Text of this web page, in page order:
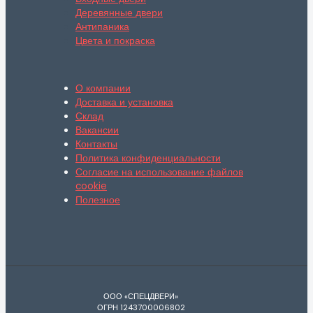
Деревянные двери
Антипаника
Цвета и покраска
О компании
Доставка и установка
Склад
Вакансии
Контакты
Политика конфиденциальности
Согласие на использование файлов
cookie
Полезное
ООО «СПЕЦДВЕРИ»
ОГРН 1243700006802